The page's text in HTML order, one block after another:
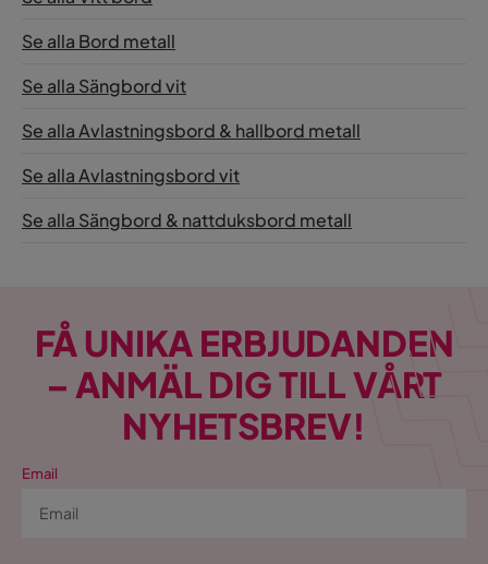
Se alla Bord metall
Se alla Sängbord vit
Se alla Avlastningsbord & hallbord metall
Se alla Avlastningsbord vit
Se alla Sängbord & nattduksbord metall
FÅ UNIKA ERBJUDANDEN
– ANMÄL DIG TILL VÅRT
NYHETSBREV!
Email